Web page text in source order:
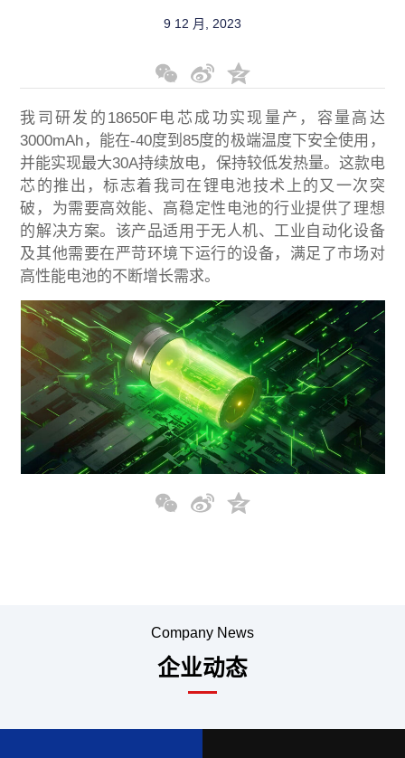
9 12 月, 2023
WeChat
Sina
Weibo
我司研发的18650F电芯成功实现量产，容量高达
3000mAh，能在-40度到85度的极端温度下安全使用，
并能实现最大30A持续放电，保持较低发热量。这款电
芯的推出，标志着我司在锂电池技术上的又一次突
破，为需要高效能、高稳定性电池的行业提供了理想
的解决方案。该产品适用于无人机、工业自动化设备
及其他需要在严苛环境下运行的设备，满足了市场对
高性能电池的不断增长需求。
WeChat
Sina
Company News
企业动态